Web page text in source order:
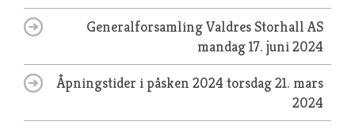
Generalforsamling Valdres Storhall AS
mandag 17. juni 2024
Åpningstider i påsken 2024 torsdag 21. mars
2024